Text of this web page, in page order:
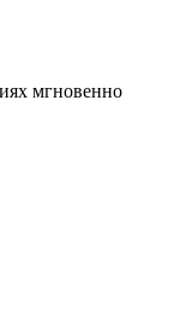
мгновенно